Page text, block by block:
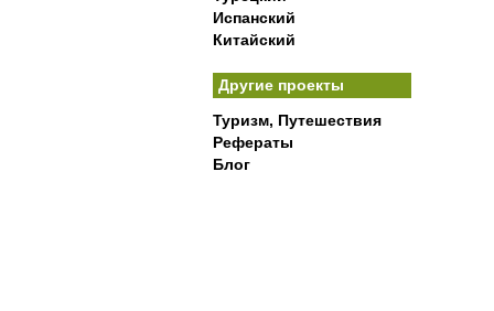
Испанский
Китайский
Другие проекты
Туризм, Путешествия
Рефераты
Блог